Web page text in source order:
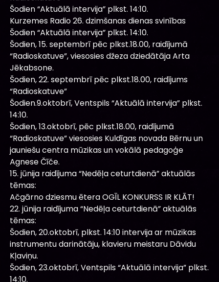
Šodien “Aktuālā intervija” plkst. 14:10.
Kurzemes Radio 26. dzimšanas dienas svinības
Šodien “Aktuālā intervija” plkst. 14:10.
Šodien, 15. septembrī pēc plkst.18.00, raidījumā
“Radioskatuve”, viesosies džeza dziedātāja Arta
Jēkabsone.
Šodien, 22. septembrī pēc plkst.18.00, raidījums
“Radioskatuve”
Šodien.9.oktobrī, Ventspils “Aktuālā intervija” plkst.
14:10.
Šodien, 13.oktobrī, pēc plkst.18.00, raidījumā
“Radioskatuve” viesosies Kuldīgas novada Bērnu un
jauniešu centra mūzikas un vokālā pedagoģe
Agnese Čīče.
15. jūnija raidījuma “Nedēļa ceturtdienā” aktuālās
tēmas:
Ačgārno dziesmu ētera OGĪL KONKURSS IR KLĀT!
22. jūnija raidījuma “Nedēļa ceturtdienā” aktuālās
tēmas:
Šodien, 20.oktobrī, plkst. 14:10 intervija ar mūzikas
instrumentu darinātāju, klavieru meistaru Dāvidu
Kļaviņu.
Šodien, 23.oktobrī, Ventspils “Aktuālā intervija” plkst.
14:10.